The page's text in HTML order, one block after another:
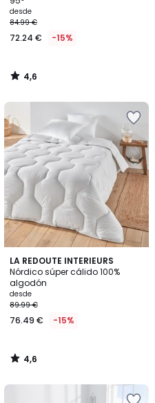
desde
84.99 €
72.24 € -15%
4,6
/
LA REDOUTE INTERIEURS
Nórdico súper cálido 100%
algodón
desde
89.99 €
76.49 € -15%
4,6
/ 5
4,6
/